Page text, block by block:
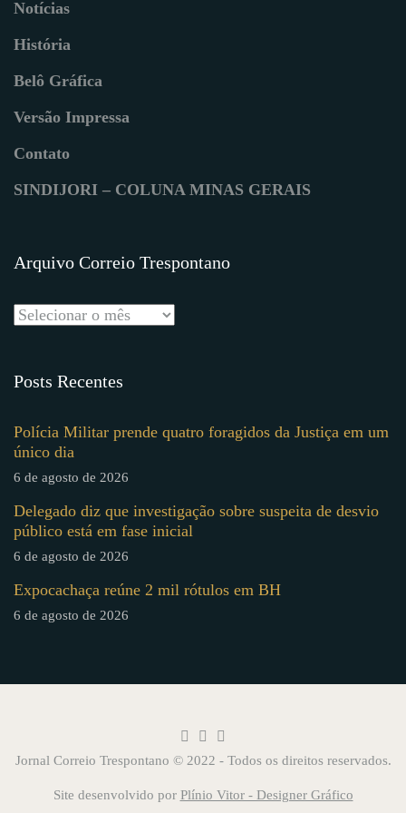
Notícias
História
Belô Gráfica
Versão Impressa
Contato
SINDIJORI – COLUNA MINAS GERAIS
Arquivo Correio Trespontano
Posts Recentes
Polícia Militar prende quatro foragidos da Justiça em um
único dia
6 de agosto de 2026
Delegado diz que investigação sobre suspeita de desvio
público está em fase inicial
6 de agosto de 2026
Expocachaça reúne 2 mil rótulos em BH
6 de agosto de 2026
Jornal Correio Trespontano © 2022 - Todos os direitos reservados.
Site desenvolvido por Plínio Vitor - Designer Gráfico